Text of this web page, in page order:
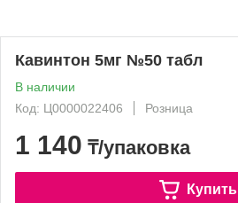
Кавинтон 5мг №50 табл
В наличии
Код: Ц0000022406
Розница
1 140 ₸/упаковка
Купить